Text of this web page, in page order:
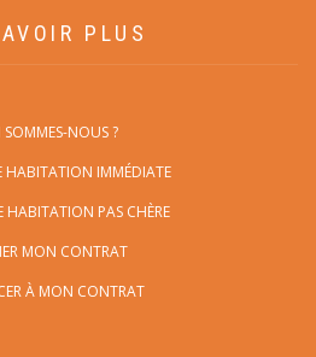
PLUS
NOUS ?
HABITATION IMMÉDIATE
HABITATION PAS CHÈRE
MON CONTRAT
À MON CONTRAT